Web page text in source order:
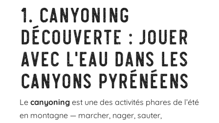
1. Canyoning
découverte : jouer
avec l’eau dans les
canyons pyrénéens
Lecanyoning est une des activités phares de l’été
en montagne — marcher, nager, sauter,